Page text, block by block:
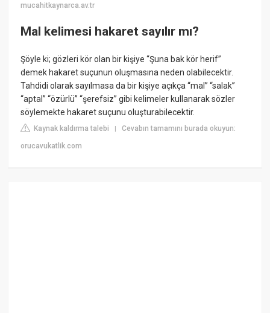
mucahitkaynarca.av.tr
Mal kelimesi hakaret sayılır mı?
Şöyle ki; gözleri kör olan bir kişiye “Şuna bak kör herif”
demek hakaret suçunun oluşmasına neden olabilecektir.
Tahdidi olarak sayılmasa da bir kişiye açıkça “mal” “salak”
“aptal” “özürlü” “şerefsiz” gibi kelimeler kullanarak sözler
söylemekte hakaret suçunu oluşturabilecektir.
Kaynak kaldırma talebi |Cevabın tamamını burada okuyun:
orucavukatlik.com